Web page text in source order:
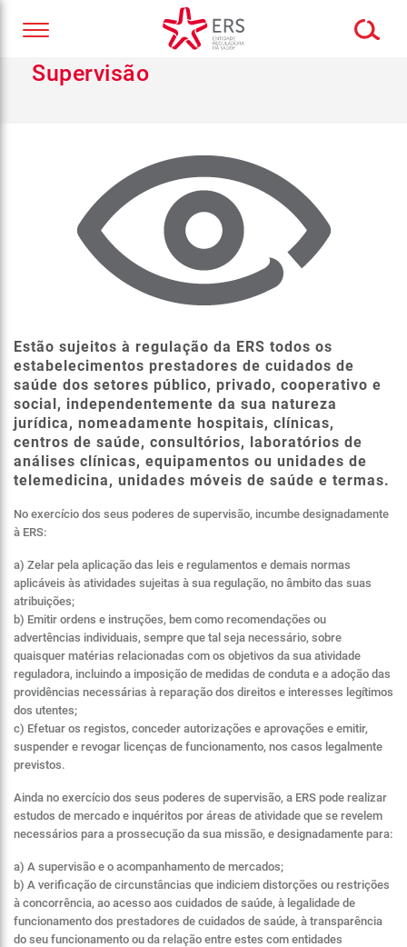
Supervisão
Estão sujeitos à regulação da ERS todos os
estabelecimentos prestadores de cuidados de
saúde dos setores público, privado, cooperativo e
social, independentemente da sua natureza
jurídica, nomeadamente hospitais, clínicas,
centros de saúde, consultórios, laboratórios de
análises clínicas, equipamentos ou unidades de
telemedicina, unidades móveis de saúde e termas.
No exercício dos seus poderes de supervisão, incumbe designadamente
à ERS:
a) Zelar pela aplicação das leis e regulamentos e demais normas
aplicáveis às atividades sujeitas à sua regulação, no âmbito das suas
atribuições;
b) Emitir ordens e instruções, bem como recomendações ou
advertências individuais, sempre que tal seja necessário, sobre
quaisquer matérias relacionadas com os objetivos da sua atividade
reguladora, incluindo a imposição de medidas de conduta e a adoção das
providências necessárias à reparação dos direitos e interesses legítimos
dos utentes;
c) Efetuar os registos, conceder autorizações e aprovações e emitir,
suspender e revogar licenças de funcionamento, nos casos legalmente
previstos.
Ainda no exercício dos seus poderes de supervisão, a ERS pode realizar
estudos de mercado e inquéritos por áreas de atividade que se revelem
necessários para a prossecução da sua missão, e designadamente para:
a) A supervisão e o acompanhamento de mercados;
b) A verificação de circunstâncias que indiciem distorções ou restrições
à concorrência, ao acesso aos cuidados de saúde, à legalidade de
funcionamento dos prestadores de cuidados de saúde, à transparência
do seu funcionamento ou da relação entre estes com entidades